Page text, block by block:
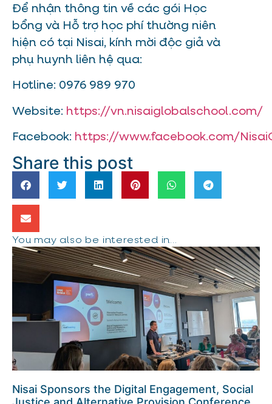
Để nhận thông tin về các gói Học
bổng và Hỗ trợ học phí thường niên
hiện có tại Nisai, kính mời độc giả và
phụ huynh liên hệ qua:
Hotline: 0976 989 970
Website: https://vn.nisaiglobalschool.com/
Facebook: https://www.facebook.com/
Share this post
You may also be interested in...
Nisai Sponsors the Digital Engagement, Social